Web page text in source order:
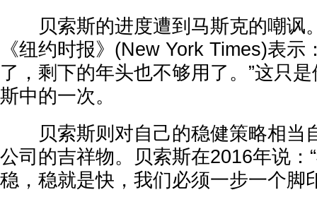
贝索斯的进度遭到马斯克的嘲讽
《纽约时报》(New York Times)表示
了，剩下的年头也不够用了。”这只
斯中的一次。
贝索斯则对自己的稳健策略相当
公司的吉祥物。贝索斯在2016年说：
稳，稳就是快，我们必须一步一个脚